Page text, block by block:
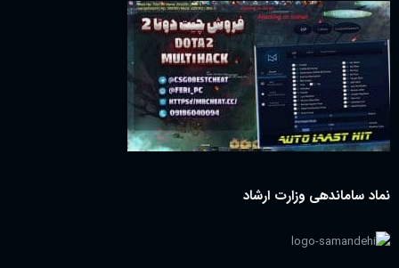
نماد ساماندهی وزارت ارشاد